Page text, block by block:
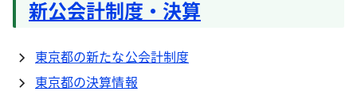
新公会計制度・決算
東京都の新たな公会計制度
東京都の決算情報